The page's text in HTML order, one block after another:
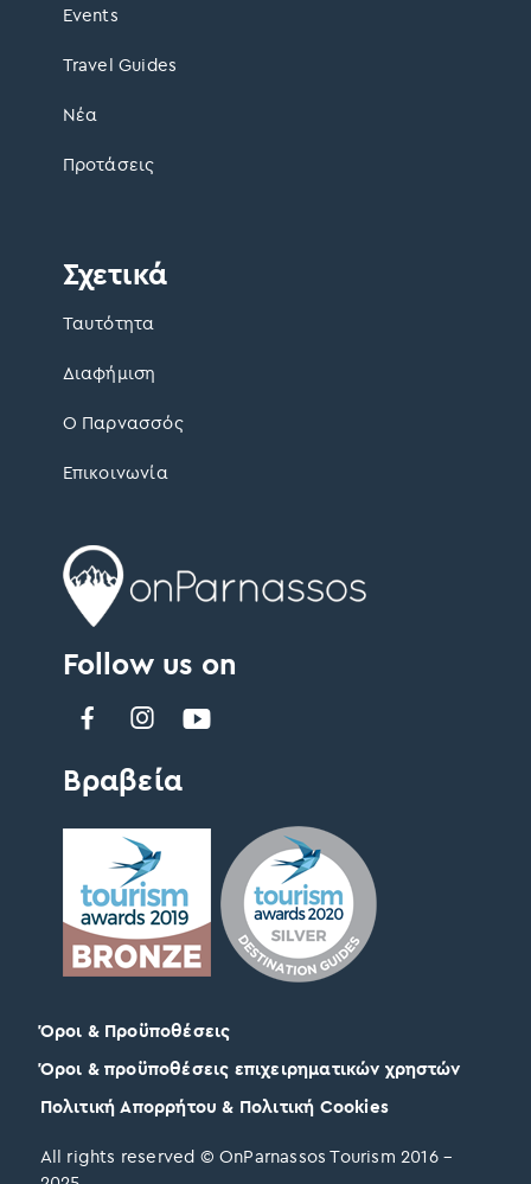
Follow us on
Βραβεία
Σχετικά
Ταυτότητα
Διαφήμιση
Ο Παρνασσός
Επικοινωνία
Events
Travel Guides
Νέα
Προτάσεις
All rights reserved © OnParnassos Tourism 2016 –
Όροι & Προϋποθέσεις
Όροι & προϋποθέσεις επιχειρηματικών χρηστών
Πολιτική Απορρήτου & Πολιτική Cookies